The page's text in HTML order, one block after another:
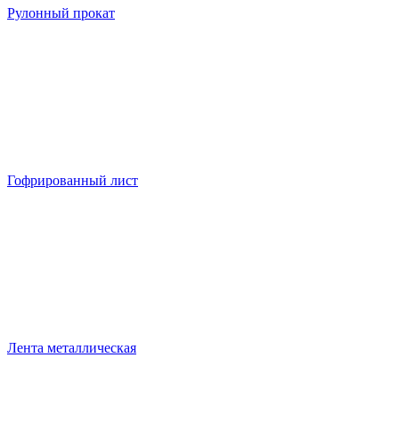
Рулонный прокат
Гофрированный лист
Лента металлическая